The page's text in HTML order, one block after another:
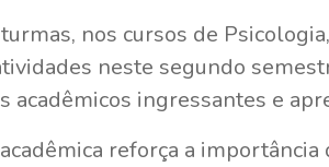
nos cursos de
neste segundo
acadêmicos ingressantes e
reforça a